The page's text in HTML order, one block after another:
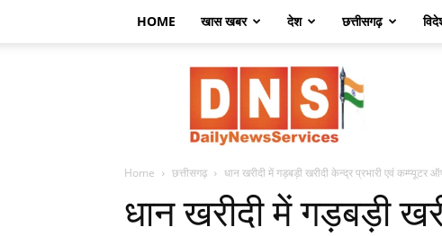
HOME खास खबर देश छत्तीसगढ़
Home छत्तीसगढ़ धान खरीदी में गड़बड़ी खरीदी केन्द्र प्रभारी एवं कम्प्यूटर
धान खरीदी में गड़बड़ी